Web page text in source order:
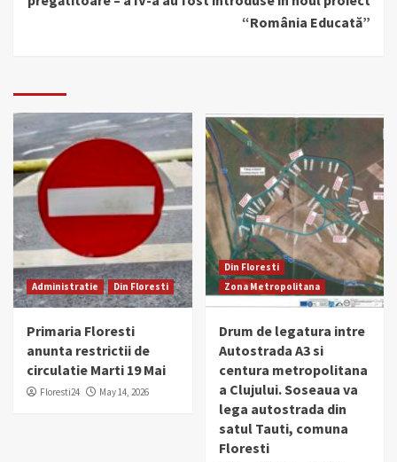
“România Educată”
Administratie Din Floresti
Primaria Floresti
anunta restrictii de
circulatie Marti 19 Mai
Floresti24 May 14, 2026
Din Floresti
Zona Metropolitana
Drum de legatura intre
Autostrada A3 si
centura metropolitana
a Clujului. Soseaua va
lega autostrada din
satul Tauti, comuna
Floresti